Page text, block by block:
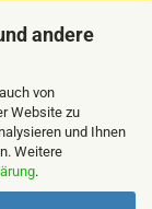
andere
von
Website zu
und Ihnen
Weitere
.